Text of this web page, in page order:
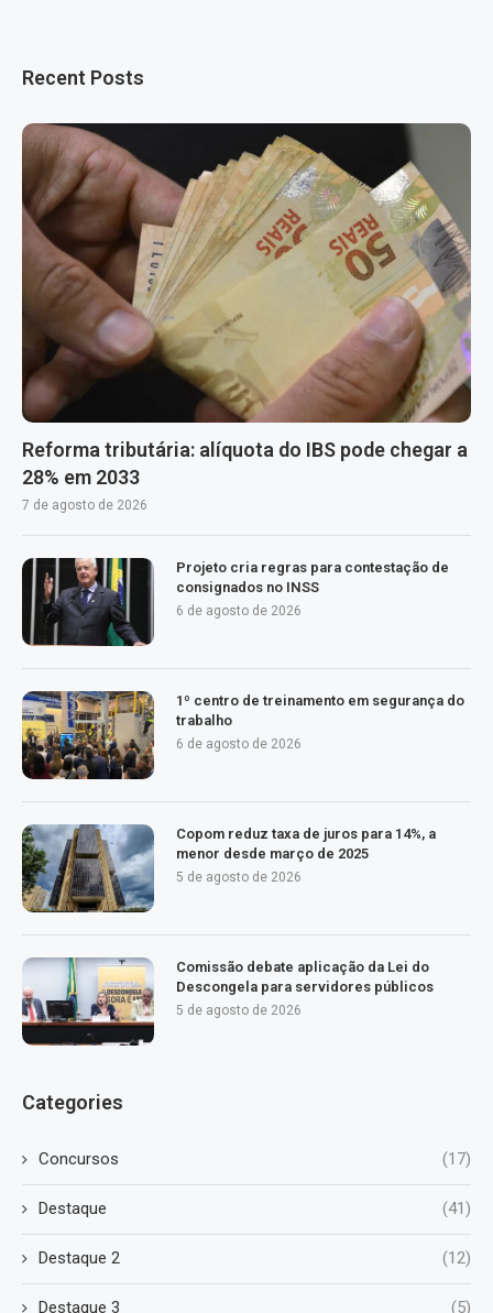
Recent Posts
Reforma tributária: alíquota do IBS pode chegar a
28% em 2033
7 de agosto de 2026
Projeto cria regras para contestação de
consignados no INSS
6 de agosto de 2026
1º centro de treinamento em segurança do
trabalho
6 de agosto de 2026
Copom reduz taxa de juros para 14%, a
menor desde março de 2025
5 de agosto de 2026
Comissão debate aplicação da Lei do
Descongela para servidores públicos
5 de agosto de 2026
Categories
Concursos (17)
Destaque (41)
Destaque 2 (12)
Destaque 3 (5)